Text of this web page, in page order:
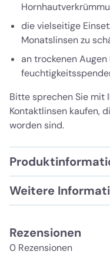
die vielseitige
Monatslinsen zu
an trockenen
Bitte sprechen Sie mit
Kontaktlinsen kaufen,
worden sind.
Weitere
Rezensionen
0 Rezensionen